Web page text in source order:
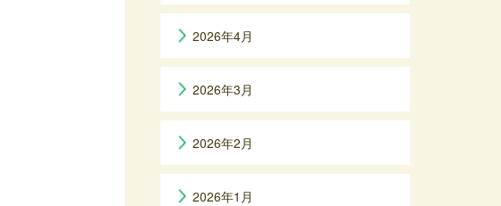
2026年4月
2026年3月
2026年2月
2026年1月